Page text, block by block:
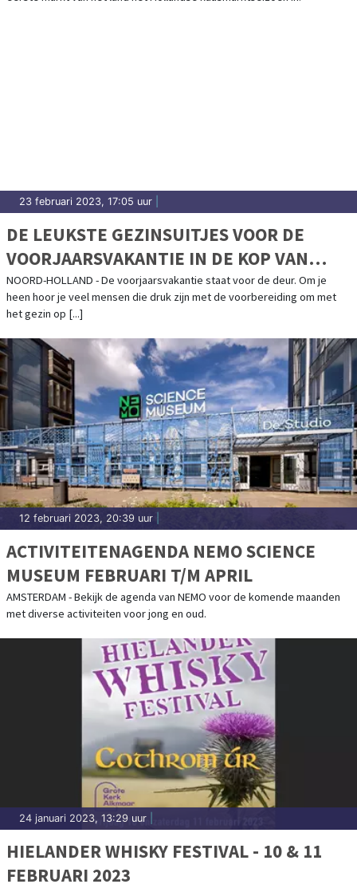
23 februari 2023, 17:05 uur
DE LEUKSTE GEZINSUITJES VOOR DE
VOORJAARSVAKANTIE IN DE KOP VAN
NOORD-HOLLAND
NOORD-HOLLAND - De voorjaarsvakantie staat voor de deur. Om je
heen hoor je veel mensen die druk zijn met de voorbereiding om met
het gezin op [...]
12 februari 2023, 20:39 uur
ACTIVITEITENAGENDA NEMO SCIENCE
MUSEUM FEBRUARI T/M APRIL
AMSTERDAM - Bekijk de agenda van NEMO voor de komende maanden
met diverse activiteiten voor jong en oud.
24 januari 2023, 13:29 uur
HIELANDER WHISKY FESTIVAL - 10 & 11
FEBRUARI 2023